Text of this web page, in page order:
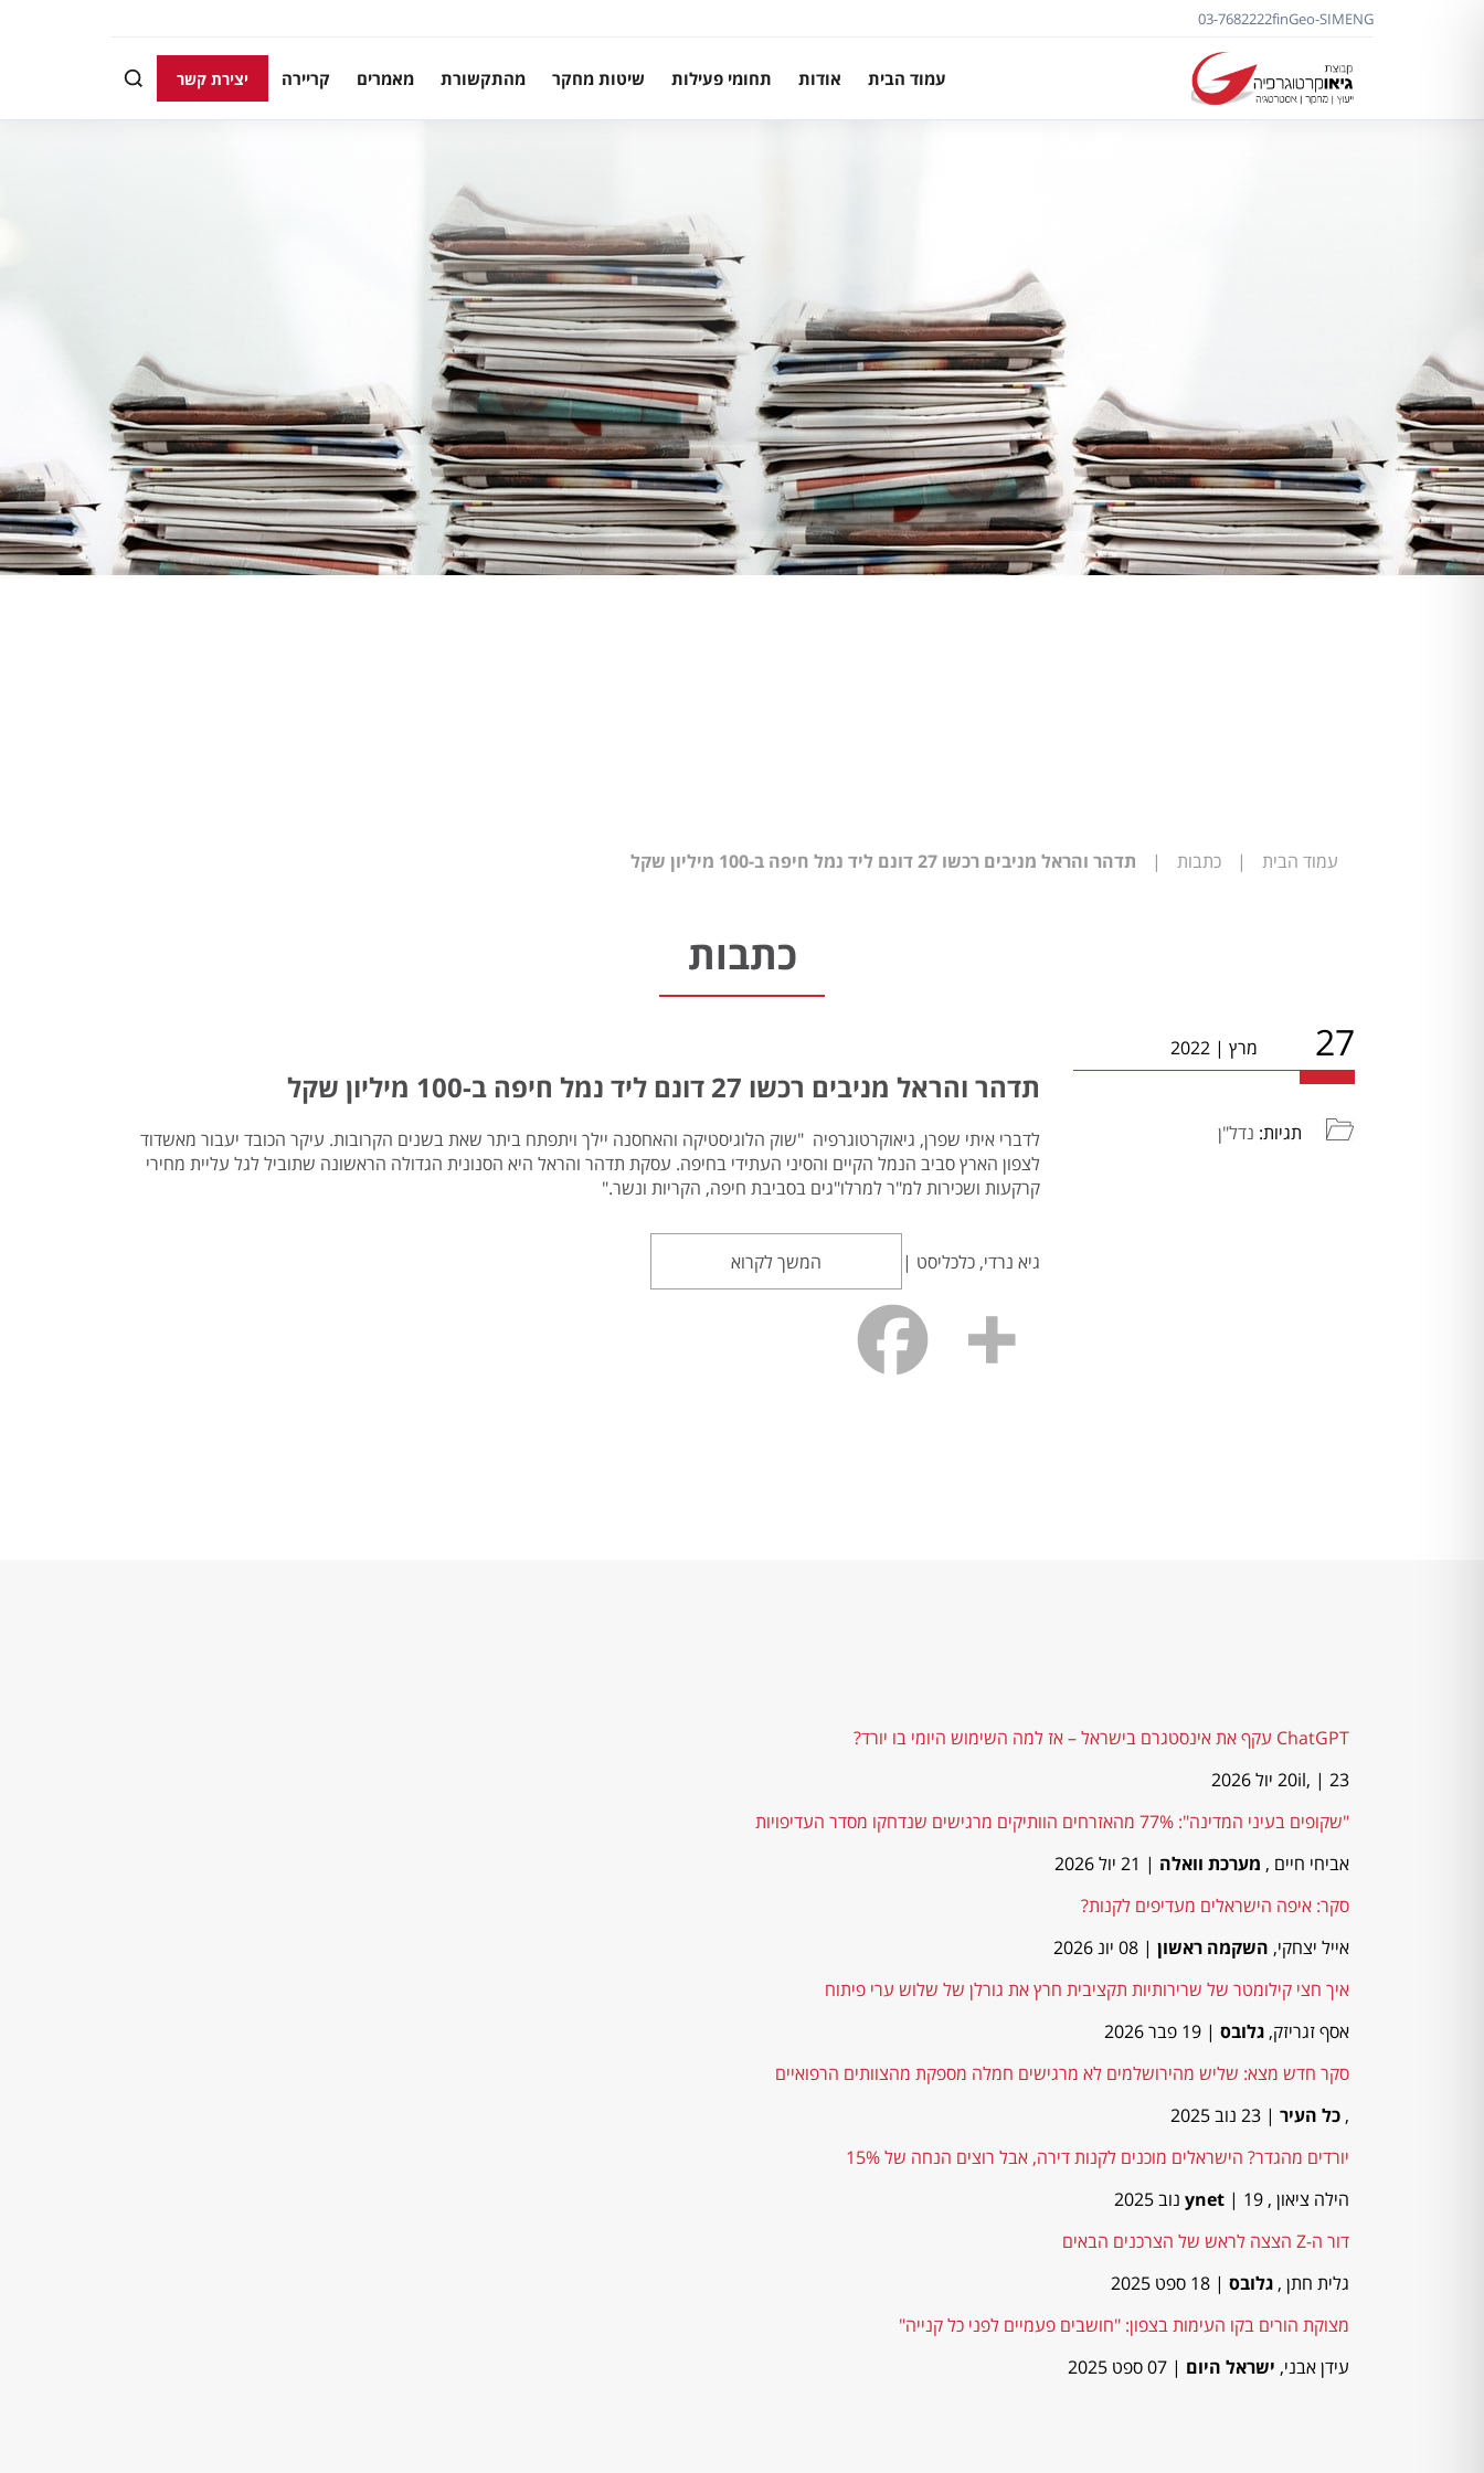
ENG
Geo-SIM
in
f
03-7682222
עמוד הבית אודות תחומי פעילות שיטות מחקר מהתקשורת מאמרים קריירה יצירת קשר
עמוד הבית | כתבות | תדהר והראל מניבים רכשו 27 דונם ליד נמל חיפה ב-100 מיליון שקל
כתבות
27 מרץ |
2022
תגיות: נדל"ן
תדהר והראל מניבים רכשו 27 דונם ליד נמל חיפה ב-100 מיליון שקל
לדברי איתי שפרן, גיאוקרטוגרפיה "שוק הלוגיסטיקה והאחסנה יילך ויתפתח ביתר שאת בשנים הקרובות. עיקר הכובד יעבור מאשדוד
לצפון הארץ סביב הנמל הקיים והסיני העתידי בחיפה. עסקת תדהר והראל היא הסנונית הגדולה הראשונה שתוביל לגל עליית מחירי
קרקעות ושכירות למ"ר למרלו"גים בסביבת חיפה, הקריות ונשר."
גיא נרדי, כלכליסט | המשך לקרוא
ChatGPT עקף את אינסטגרם בישראל – אז למה השימוש היומי בו יורד?
20il, | 23 יול 2026
"שקופים בעיני המדינה": 77% מהאזרחים הוותיקים מרגישים שנדחקו מסדר העדיפויות
אביחי חיים , מערכת וואלה | 21 יול 2026
סקר: איפה הישראלים מעדיפים לקנות?
אייל יצחקי, השקמה ראשון | 08 יונ 2026
איך חצי קילומטר של שרירותיות תקציבית חרץ את גורלן של שלוש ערי פיתוח
אסף זגריזק, גלובס | 19 פבר 2026
סקר חדש מצא: שליש מהירושלמים לא מרגישים חמלה מספקת מהצוותים הרפואיים
, כל העיר | 23 נוב 2025
יורדים מהגדר? הישראלים מוכנים לקנות דירה, אבל רוצים הנחה של 15%
הילה ציאון ,
ynet | 19 נוב 2025
דור ה-Z הצצה לראש של הצרכנים הבאים
גלית חתן , גלובס | 18 ספט 2025
מצוקת הורים בקו העימות בצפון: "חושבים פעמיים לפני כל קנייה"
עידן אבני, ישראל היום | 07 ספט 2025